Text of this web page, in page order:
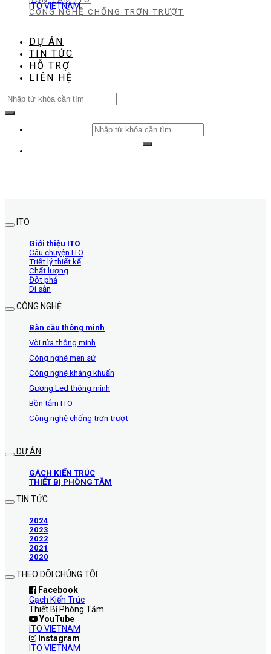
CÔNG NGHỆ CHỐNG TRƠN TRƯỢT
DỰ ÁN
TIN TỨC
HỖ TRỢ
LIÊN HỆ
Search
for:
Search
for:
ITO VIETNAM
ITO
Giới thiệu ITO
Câu chuyện ITO
Triết lý thiết kế
Chất lượng
Đột phá
Di sản
CÔNG NGHỆ
Bàn cầu thông minh
Vòi rửa thông minh
Công nghệ men sứ
Công nghệ kháng khuẩn
Gương Led thông minh
Bồn tắm ITO
Công nghệ chống trơn trượt
DỰ ÁN
GẠCH KIẾN TRÚC
THIẾT BỊ PHÒNG TẮM
TIN TỨC
2024
2023
2022
2021
2020
THEO DÕI CHÚNG TÔI
Facebook
Gạch Kiến Trúc
Thiết Bị Phòng Tắm
YouTube
ITO VIETNAM
Instagram
ITO VIETNAM